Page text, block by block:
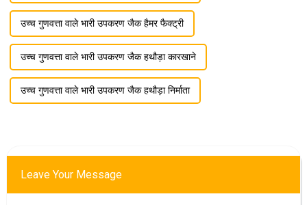
उच्च गुणवत्ता वाले भारी उपकरण जैक हैमर फैक्ट्री
उच्च गुणवत्ता वाले भारी उपकरण जैक हथौड़ा कारखाने
उच्च गुणवत्ता वाले भारी उपकरण जैक हथौड़ा निर्माता
Leave Your Message